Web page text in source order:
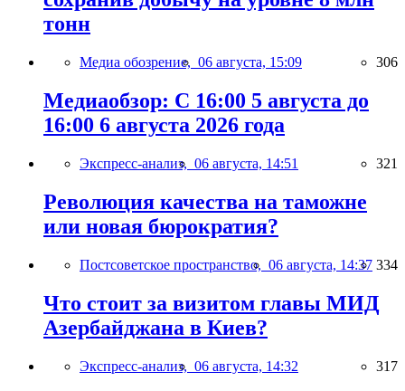
тонн
Медиа обозрение, 06 августа, 15:09 306
Медиаобзор: С 16:00 5 августа до
16:00 6 августа 2026 года
Экспресс-анализ, 06 августа, 14:51 321
Революция качества на таможне
или новая бюрократия?
Постсоветское пространство, 06 августа, 14:37 334
Что стоит за визитом главы МИД
Азербайджана в Киев?
Экспресс-анализ, 06 августа, 14:32 317